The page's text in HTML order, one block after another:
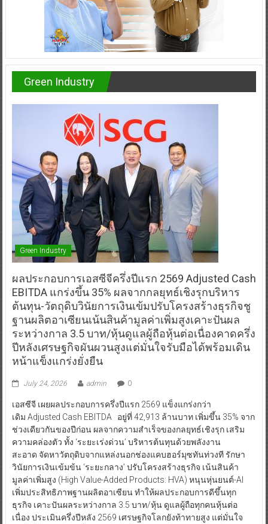
Green Industry
Green Industry
ผลประกอบการเอสซีจีครึ่งปีแรก 2569 Adjusted Cash
EBITDA แกร่งขึ้น 35% ผลจากกลยุทธ์เชิงรุกบริหาร
ต้นทุน-วัตถุดิบวินัยการเงินเข้มปรับโครงสร้างธุรกิจชู
ฐานผลิตอาเซียนเน้นสินค้ามูลค่าเพิ่มสูงเคาะปันผล
ระหว่างกาล 3.5 บาท/หุ้นดูแลผู้ถือหุ้นต่อเนื่องคาดครึ่ง
ปีหลังเศรษฐกิจผันผวนสูงแต่มั่นใจรับมือได้พร้อมเดิน
หน้าแข็งแกร่งยั่งยืน
July 24, 2026 admin 0
เอสซีจี เผยผลประกอบการครึ่งปีแรก 2569 แข็งแกร่งกว่า
เดิม Adjusted Cash EBITDA อยู่ที่ 42,913 ล้านบาท เพิ่มขึ้น 35% จาก
ช่วงเดียวกันของปีก่อน ผลจากความสำเร็จของกลยุทธ์เชิงรุก เสริม
ความคล่องตัว ทั้ง ‘ระยะเร่งด่วน’ บริหารต้นทุนด้วยพลังงาน
สะอาด จัดหาวัตถุดิบจากแหล่งนอกช่องแคบฮอร์มุซทันท่วงที รักษา
วินัยการเงินเข้มข้น ‘ระยะกลาง’ ปรับโครงสร้างธุรกิจ เน้นสินค้า
มูลค่าเพิ่มสูง (High Value-Added Products: HVA) หนุนหุ่นยนต์-AI
เพิ่มประสิทธิภาพฐานผลิตอาเซียน ทำให้ผลประกอบการดีขึ้นทุก
ธุรกิจ เคาะปันผลระหว่างกาล 3.5 บาท/หุ้น ดูแลผู้ถือทุกคนหุ้นต่อ
เนื่อง ประเมินครึ่งปีหลัง 2569 เศรษฐกิจโลกยังท้าทายสูง แต่มั่นใจ